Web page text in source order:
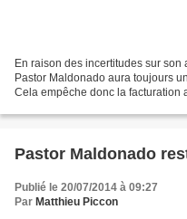
En raison des incertitudes sur son
Pastor Maldonado aura toujours
Cela empêche donc la facturation
Pastor Maldonado
Publié le 20/07/2014 à 09:27
Par Matthieu Piccon